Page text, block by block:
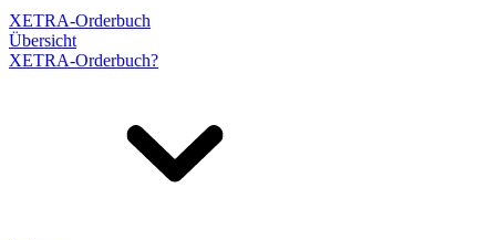
XETRA-Orderbuch
Übersicht
XETRA-Orderbuch?